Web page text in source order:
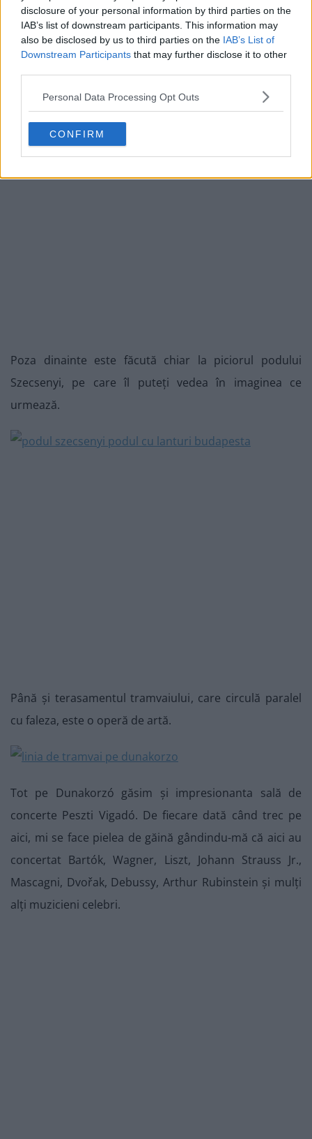
disclosure of your personal information by third parties on the
IAB’s list of downstream participants. This information may
also be disclosed by us to third parties on the IAB’s List of
Downstream Participants that may further disclose it to other
Personal Data Processing Opt Outs
CONFIRM
plimbarea asta îți umple sufletul de bucurie, indiferent
de anotimp. După cum puteți vedea, eu n-am ratat
experiența nici la ultima vizită, în decembrie.
Poza dinainte este făcută chiar la piciorul podului
Szecsenyi, pe care îl puteți vedea în imaginea ce
urmează.
Până și terasamentul tramvaiului, care circulă paralel
cu faleza, este o operă de artă.
Tot pe Dunakorzó găsim și impresionanta sală de
concerte Peszti Vigadó. De fiecare dată când trec pe
aici, mi se face pielea de găină gândindu-mă că aici au
concertat Bartók, Wagner, Liszt, Johann Strauss Jr.,
Mascagni, Dvořak, Debussy, Arthur Rubinstein și mulți
alți muzicieni celebri.